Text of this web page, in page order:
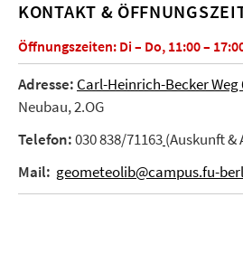
KONTAKT &
Öffnungszeiten: Di – Do, 11:00 –
Adresse: Carl-Heinrich-Becker Weg
Neubau, 2.OG
Telefon:030 838/71163(Auskunft &
Mail: geometeolib@campus.fu-